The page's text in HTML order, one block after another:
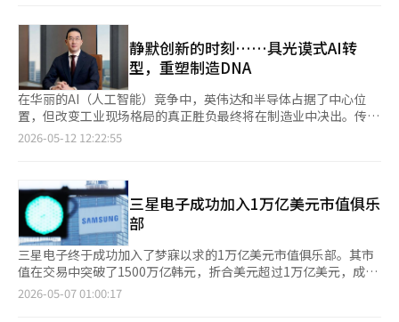
体验（DX）部门盈利持续承压。券商预测移动与网络（MX）业务
营业利润约为5000亿至1万亿韩元，电视及家电业务利润不足1000
亿韩元，三星显示器营业利润约5000亿韩元，汽车电装子公司哈
曼营业利润约为2000亿至3000亿韩元。
烈。工会要求合理分配成果，而公司则强调长期投资和竞争力的维
持。这一冲突不仅仅是工资问题，而是涉及企业的本质，即“企业
是什么”的问题。企业是一个分享短期成果的组织，还是一个为了
长期生存而存在的共同体？这一问题的答案正在三星电子内部接受
考验。在这里，资本主义的基本原则——剩余索取权不可忽视。劳
动者获得工资，合作伙伴获得供货款，债权人获得利息，国家获得
税收，最后剩余的收益归股东所有。股东获得剩余的原因不是特
权，而是责任。因为在损失发生时，他们是最后承担损失的人。这
前沿的劳动者要求“共享成果”是合理的诉求。问题在于方式。以
短期现金为中心的分配无法保障企业的未来。需要通过长期股票奖
励、员工持股计划、限制性股票单位等结构，建立劳动与资本共同
分享成长成果的系统。这也是美国大型科技公司强大的原因之一。
公司成长时，员工也能共同成长，形成激励对齐的结构。政府和政
治界的角色也必须明确。若将三星电子视为政治分配的对象，企业
将成为斗争的场所。政府应提供支持，而非干预。通过税收、电
英伟达显卡（GPU）在机架中的功率密度可达数十千瓦（kW），
仅靠空气难以有效散热，这是专家们的共识。因此，液体冷却方式
的DLC和CDU在国内外的需求迅速增长。 欧特凯瑞不仅提供单一
设备，还以设计和运营整个数据中心冷却系统的能力为优势。公司
提供应用环保冷媒的高效水冷式离心冷却机、基于预冷却技术的空
气冷却机、模块化冷却机等多种产品，并结合能源管理系统和数字
化预测维护解决方案提供一体化服务。 半导体生产设施也是其核
心攻克领域。先进的铸造工艺要求纳米级（nm）温度均匀性直接
案的应用范围有望从数据中心扩展到半导体制造厂。 欧特凯瑞相
关人士表示：“随着AI数据中心和先进半导体产业的扩大，冷却技
术将不仅仅是简单的设备，而是核心基础设施竞争力。”并表
示：“我们将通过国内HVAC制造能力与全球Carrier的合作，提供
湖南地区AI·半导体集群所需的高效冷却基础设施解决方案。”※
本报道经人工智能（AI）系统翻译与编辑。
高附加值半导体基板的“英雄（Hero）产品”，具体包括：无线
射频封装系统（RF-SiP）、翻转芯片封装（FC-CSP）和翻转芯片
球栅阵列（FC-BGA）。 封装解决方案业务去年占公司总收入的约
10%，但营业利润占比达19%，是典型的高收益业务。去年该业
务的收入为1.72万亿韩元，同比增长18%，营业利润为1289亿韩
元，增长82%，证明了其增长潜力。 尤其是AI市场的扩展正在推
动半导体基板行业的结构性增长。用于AI服务器和高性能半导体的
基板，其尺寸比现有的移动产品大数倍，层数也从原来的6-7层增
力，客户对具备稳定供应能力的公司的需求也在增加。 因此，公
司也在扩大投资以增加产能。计划在越南工厂的PS业务（RF-SiP
和FC-CSP）中初步投资1万亿韩元，并逐步扩大。龟尾工厂的光学
解决方案相机模块和FC-BGA等项目的投资也已确定为6000亿韩
元。 特别是，LG Innotek 将以自动化水平较高的龟尾FC-BGA工
厂为前锋，加快市场攻势。随着基板的大型化和高层化，生产过程
的自动化变得必不可少，LG Innotek计划基于差异化的制造竞争
力，与客户建立长期稳定的供应体系。 乔治泰 LG Innotek 封装解
静默创新的时刻……具光谟式AI转
型，重塑制造DNA
在华丽的AI（人工智能）竞争中，英伟达和半导体占据了中心位
置，但改变工业现场格局的真正胜负最终将在制造业中决出。传统
制造企业LG正在将AI作为一种工具，不再仅仅是服务或功能，而
示：“快速执行比完美的计划更为重要”，亲自下达了AX（AI转
型）速度战的指令。这一变化被认为是LG在迎接AI时代时，开始
比任何人都快地改变组织和业务结构的体现。 LG长期以来被称
为“传统制造业的强者”。LG电子、LG化学、LG能源解决方案、
LG显示器等集团核心子公司大多是基于实物制造竞争力而成长起
来的。 然而，在AI时代，单靠优质的产品制造已难以生存。产品设
计、生产与质量管理、物流与营销、客户数据分析等整个过程都在
向AI和数据中心的结构转变，工业秩序正在重塑。 LG将此视为不
2026-05-12 12:22:55
三星电子成功加入1万亿美元市值俱乐
部
三星电子终于成功加入了梦寐以求的1万亿美元市值俱乐部。其市
值在交易中突破了1500万亿韩元，折合美元超过1万亿美元，成为
继台湾的台积电之后，第二家达到这一里程碑的亚洲企业。这不仅
2026-05-07 01:00:17